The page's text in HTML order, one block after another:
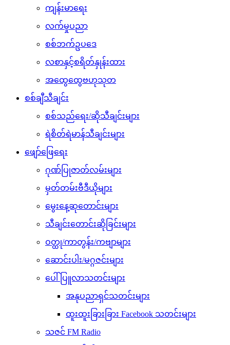
ကျန်းမာရေး
လက်မှုပညာ
စစ်ဘက်ဥပဒေ
လစာနှင့်စရိတ်နှုန်းထား
အထွေထွေဗဟုသုတ
စစ်ချီသီချင်း
စစ်သည်ရေး/ဆိုသီချင်းများ
ရဲစိတ်ရဲမာန်သီချင်းများ
ဖျော်ဖြေရေး
ဂုဏ်ပြုဇာတ်လမ်းများ
မှတ်တမ်းဗီဒီယိုများ
မွေးနေ့ဆုတောင်းများ
သီချင်းတောင်းဆိုခြင်းများ
ဝတ္ထု/ကာတွန်း/ကဗျာများ
ဆောင်းပါး/မဂ္ဂဇင်းများ
ပေါ်ပြူလာသတင်းများ
အနုပညာရှင်သတင်းများ
ထူးထူးခြားခြား Facebook သတင်းများ
သဇင် FM Radio